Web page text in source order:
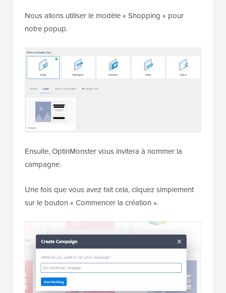
Nous allons utiliser le modèle « Shopping » pour
notre popup.
Ensuite, OptinMonster vous invitera à nommer la
campagne.
Une fois que vous avez fait cela, cliquez simplement
sur le bouton « Commencer la création ».